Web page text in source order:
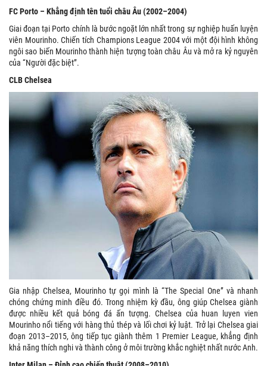
FC Porto – Khẳng định tên tuổi châu Âu (2002–2004)
Giai đoạn tại Porto chính là bước ngoặt lớn nhất trong sự nghiệp huấn luyện
viên Mourinho. Chiến tích Champions League 2004 với một đội hình không
ngôi sao biến Mourinho thành hiện tượng toàn châu Âu và mở ra kỷ nguyên
của “Người đặc biệt”.
CLB Chelsea
Gia nhập Chelsea, Mourinho tự gọi mình là “The Special One” và nhanh
chóng chứng minh điều đó. Trong nhiệm kỳ đầu, ông giúp Chelsea giành
được nhiều kết quả bóng đá ấn tượng. Chelsea của huan luyen vien
Mourinho nổi tiếng với hàng thủ thép và lối chơi kỷ luật. Trở lại Chelsea giai
đoạn 2013–2015, ông tiếp tục giành thêm 1 Premier League, khẳng định
khả năng thích nghi và thành công ở môi trường khắc nghiệt nhất nước Anh.